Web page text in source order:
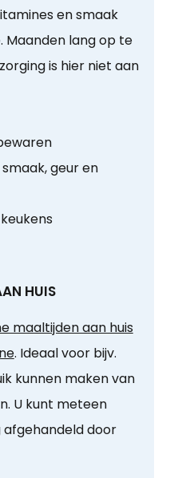
en smaak
Maanden lang op te
is hier niet aan
geur en
HUIS
maaltijden aan huis
. Ideaal voor bijv.
kunnen maken van
U kunt meteen
afgehandeld door